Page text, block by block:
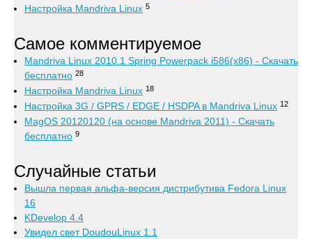
Настройка Mandriva Linux 5
Самое комментируемое
Mandriva Linux 2010.1 Spring Powerpack i586(x86) - Скачать
бесплатно 28
Настройка Mandriva Linux 18
Настройка 3G / GPRS / EDGE / HSDPA в Mandriva Linux 12
MagOS 20120120 (на основе Mandriva 2011) - Скачать
бесплатно 9
Случайные статьи
Вышла первая альфа-версия дистрибутива Fedora Linux
16
KDevelop 4.4
Увидел свет DoudouLinux 1.1